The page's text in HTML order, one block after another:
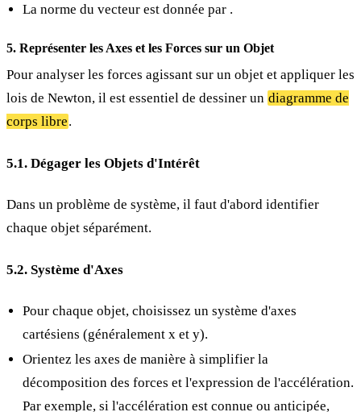
La norme du vecteur est donnée par .
5. Représenter les Axes et les Forces sur un Objet
Pour analyser les forces agissant sur un objet et appliquer les
lois de Newton, il est essentiel de dessiner un diagramme de
corps libre.
5.1. Dégager les Objets d'Intérêt
Dans un problème de système, il faut d'abord identifier
chaque objet séparément.
5.2. Système d'Axes
Pour chaque objet, choisissez un système d'axes
cartésiens (généralement x et y).
Orientez les axes de manière à simplifier la
décomposition des forces et l'expression de l'accélération.
Par exemple, si l'accélération est connue ou anticipée,